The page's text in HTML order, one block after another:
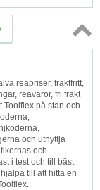
Topp
reapriser, fraktfritt,
reavaror, fri frakt
Toolflex på stan och
och utnyttja
och
i test och till bäst
till att hitta en